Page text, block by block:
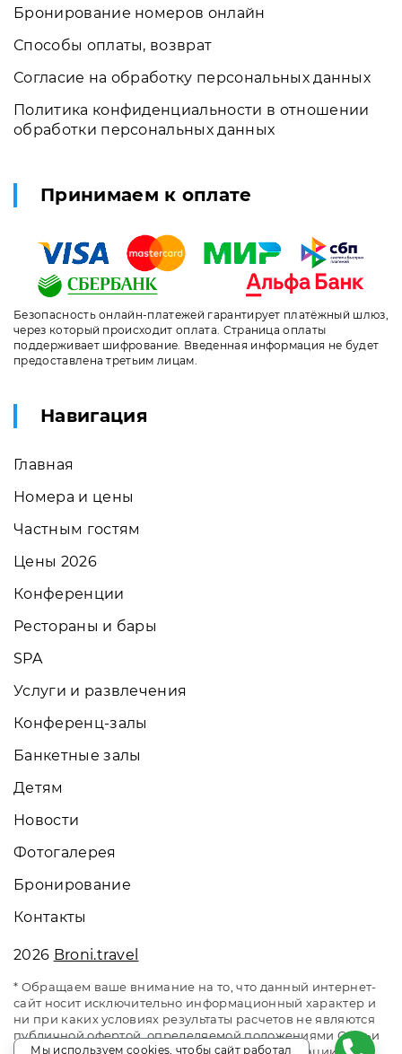
Бронирование номеров онлайн
Способы оплаты, возврат
Согласие на обработку персональных данных
Политика конфиденциальности в отношении
обработки персональных данных
Принимаем к оплате
Безопасность онлайн-платежей гарантирует платёжный шлюз,
через который происходит оплата. Страница оплаты
поддерживает шифрование. Введенная информация не будет
предоставлена третьим лицам.
Навигация
Главная
Номера и цены
Частным гостям
Цены 2026
Конференции
Рестораны и бары
SPA
Услуги и развлечения
Конференц-залы
Банкетные залы
Детям
Новости
Фотогалерея
Бронирование
Контакты
2026 Broni.travel
* Обращаем ваше внимание на то, что данный интернет-
сайт носит исключительно информационный характер и
ни при каких условиях результаты расчетов не являются
публичной офертой, определяемой положениями Статьи
437 Гражданского кодекса Российской Федерации. За
Мы используем cookies, чтобы сайт работал